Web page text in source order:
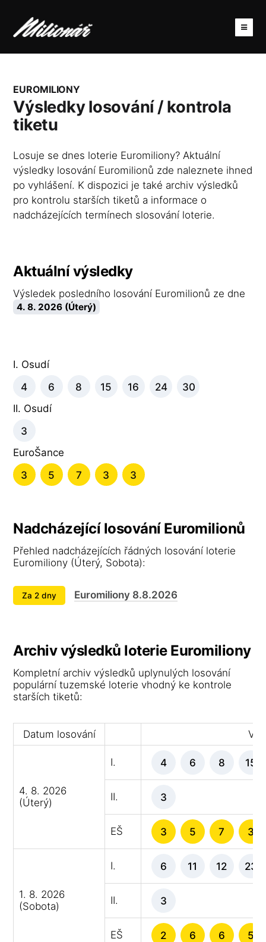
EUROMILIONY
Výsledky losování / kontrola
tiketu
Losuje se dnes loterie Euromiliony? Aktuální
výsledky losování Euromilionů zde naleznete ihned
po vyhlášení. K dispozici je také archiv výsledků
pro kontrolu starších tiketů a informace o
nadcházejících termínech slosování loterie.
Aktuální výsledky
Výsledek posledního losování Euromilionů ze dne
4. 8. 2026 (Úterý)
I. Osudí
4
6 8 15 16 24
30
II. Osudí
3
EuroŠance
3
5 7 3 3
Nadcházející losování Euromilionů
Přehled nadcházejících řádných losování loterie
Euromiliony (Úterý, Sobota):
Za 2 dny Euromiliony 8.8.2026
Archiv výsledků loterie Euromiliony
Kompletní archiv výsledků uplynulých losování
populární tuzemské loterie vhodný ke kontrole
starších tiketů:
Datum losování
4. 8. 2026
(Úterý)
I. 4 6 8 15
II. 3
EŠ 3 5 7 3
1. 8. 2026
(Sobota)
I. 6 11 12 23
II. 3
EŠ 2 6 6 5